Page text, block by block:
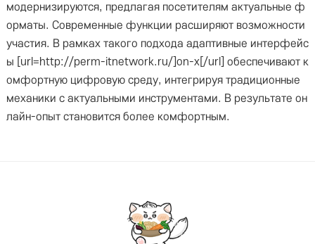
модернизируются, предлагая посетителям актуальные ф
орматы. Современные функции расширяют возможности
участия. В рамках такого подхода адаптивные интерфейс
ы [url=http://perm-itnetwork.ru/]on-x[/url] обеспечивают к
омфортную цифровую среду, интегрируя традиционные
механики с актуальными инструментами. В результате он
лайн-опыт становится более комфортным.